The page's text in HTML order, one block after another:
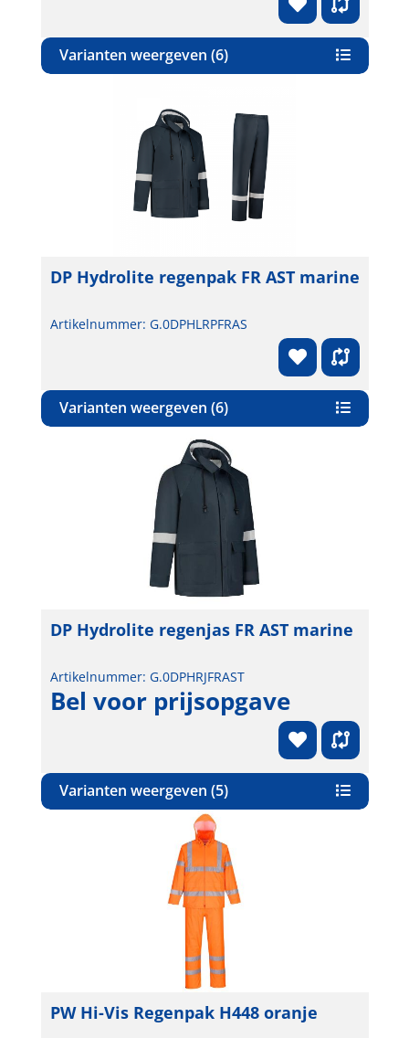
Varianten weergeven (6)
DP Hydrolite regenpak FR AST marine
Artikelnummer: G.0DPHLRPFRAS
Varianten weergeven (6)
DP Hydrolite regenjas FR AST marine
Artikelnummer: G.0DPHRJFRAST
Bel voor prijsopgave
Varianten weergeven (5)
PW Hi-Vis Regenpak H448 oranje